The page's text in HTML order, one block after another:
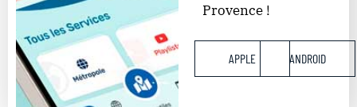
Provence !​
APPLE ANDROID